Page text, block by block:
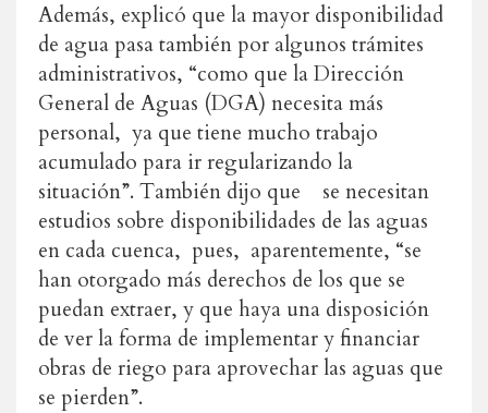
Además, explicó que la mayor disponibilidad
de agua pasa también por algunos trámites
administrativos, “como que la Dirección
General de Aguas (DGA) necesita más
personal, ya que tiene mucho trabajo
acumulado para ir regularizando la
situación”. También dijo que se necesitan
estudios sobre disponibilidades de las aguas
en cada cuenca, pues, aparentemente, “se
han otorgado más derechos de los que se
puedan extraer, y que haya una disposición
de ver la forma de implementar y financiar
obras de riego para aprovechar las aguas que
se pierden”.